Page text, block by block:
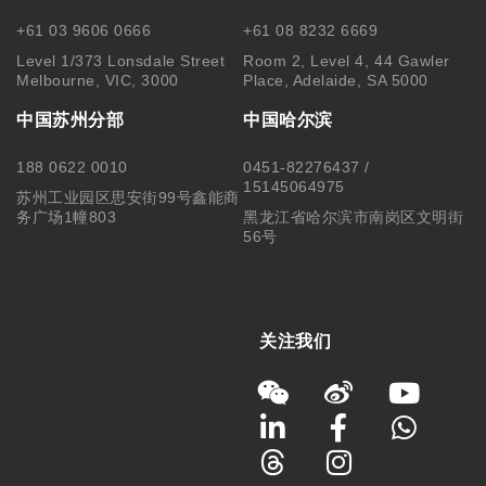
+61 03 9606 0666
Level 1/373 Lonsdale Street
Melbourne, VIC, 3000
+61 08 8232 6669
Room 2, Level 4, 44 Gawler
Place, Adelaide, SA 5000
中国苏州分部
188 0622 0010
苏州工业园区思安街99号鑫能商
务广场1幢803
中国哈尔滨
0451-82276437 /
15145064975
黑龙江省哈尔滨市南岗区文明街
56号
关注我们